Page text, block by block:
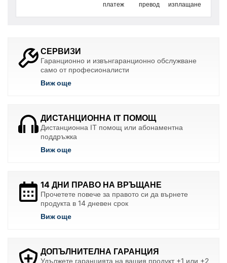
платеж
превод
изплащане
СЕРВИЗИ
Гаранционно и извънгаранционно обслужване
само от професионалисти
Виж още
ДИСТАНЦИОННА IT ПОМОЩ
Дистанционна IT помощ или абонаментна
поддръжка
Виж още
14 ДНИ ПРАВО НА ВРЪЩАНЕ
Прочетете повече за правото си да върнете
продукта в 14 дневен срок
Виж още
ДОПЪЛНИТЕЛНА ГАРАНЦИЯ
Удължете гаранцията на вашия продукт +1 или +2